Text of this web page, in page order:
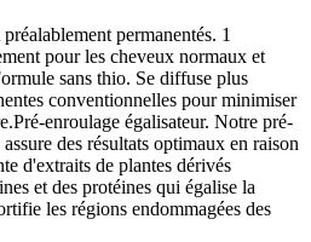
permanentés. 1
pour les cheveux normaux et
sans thio. Se diffuse plus
conventionnelles pour minimiser
enroulage égalisateur. Notre pré-
des résultats optimaux en raison
d'extraits de plantes dérivés
et des protéines qui égalise la
les régions endommagées des